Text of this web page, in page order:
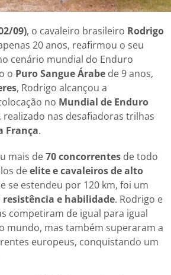
09), o cavaleiro brasileiro Rodrigo
20 anos, reafirmou o seu
cenário mundial do Enduro
o Puro Sangue Árabe de 9 anos,
, Rodrigo alcançou a
no Mundial de Enduro
, realizado nas desafiadoras trilhas
França.
mais de70 concorrentes de todo
deelite e cavaleiros de alto
se estendeu por 120 km, foi um
resistência e habilidade. Rodrigo e
competiram de igual para igual
mundo, mas também superaram a
europeus, conquistando um